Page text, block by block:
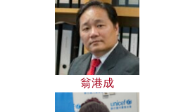
翁港成